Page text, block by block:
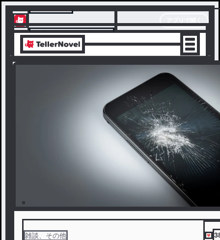
テラーノベル
アプリでサクサク楽しめる
雑談、その他